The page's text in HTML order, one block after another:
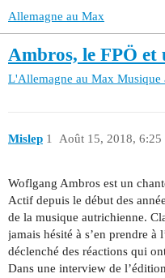
Allemagne au Max
Ambros, le FPÖ et
L'Allemagne au Max Musique
Mislep Août 15, 2018, 6:25
1
Woflgang Ambros est un
Actif depuis le début des
de la musique autrichienne.
jamais hésité à s’en prendre à
déclenché des réactions qui
Dans une interview de